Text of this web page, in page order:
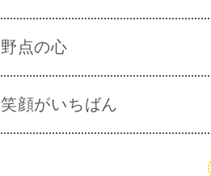
野点の心
笑顔がいちばん